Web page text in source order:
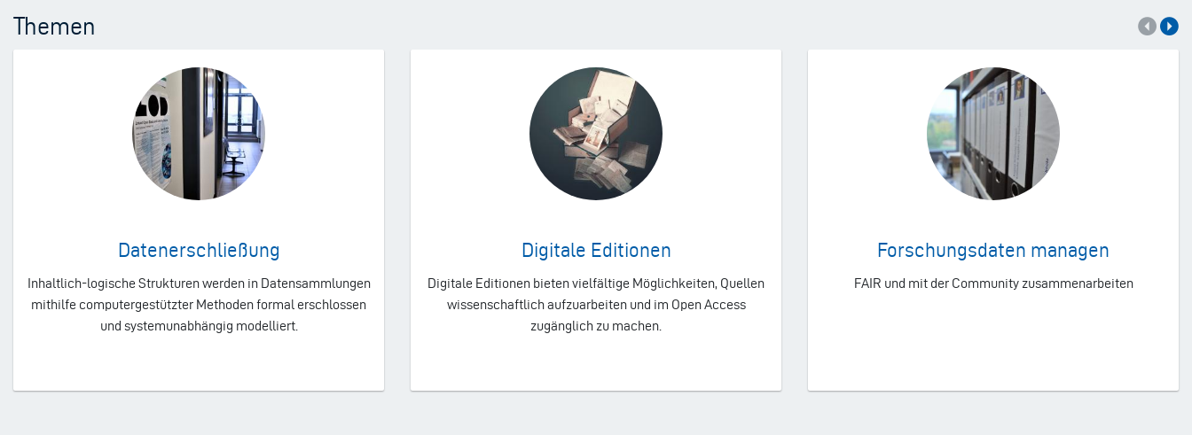
Themen
Datenerschließung
Inhaltlich-logische Strukturen werden in Datensammlungen
mithilfe computergestützter Methoden formal erschlossen
und systemunabhängig modelliert.
Digitale Editionen
Digitale Editionen bieten vielfältige Möglichkeiten, Quellen
wissenschaftlich aufzuarbeiten und im Open Access
zugänglich zu machen.
Forschungsdaten managen
FAIR und mit der Community zusammenarbeiten